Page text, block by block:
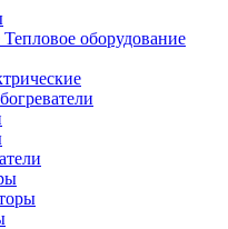
Тепловое оборудование